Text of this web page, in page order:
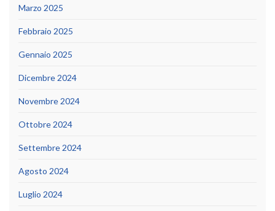
Marzo 2025
Febbraio 2025
Gennaio 2025
Dicembre 2024
Novembre 2024
Ottobre 2024
Settembre 2024
Agosto 2024
Luglio 2024